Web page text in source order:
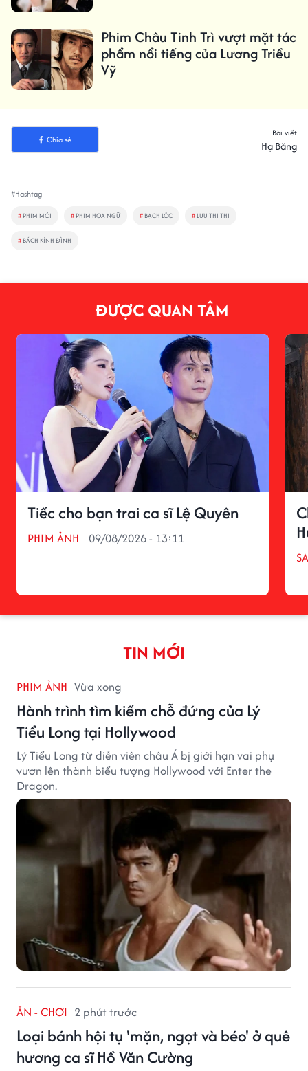
Phim Châu Tinh Trì vượt mặt tác
phẩm nổi tiếng của Lương Triều
Vỹ
Chia sẻ
Bài viết
Hạ Băng
#Hashtag
# PHIM MỚI # PHIM HOA NGỮ # BẠCH LỘC # LƯU THI THI
# BÁCH KÍNH ĐÌNH
ĐƯỢC QUAN TÂM
Tiếc cho bạn trai ca sĩ Lệ Quyên
PHIM ẢNH 09/08/2026 - 13:11
TIN MỚI
PHIM ẢNH Vừa xong
Hành trình tìm kiếm chỗ đứng của Lý
Tiểu Long tại Hollywood
Lý Tiểu Long từ diễn viên châu Á bị giới hạn vai phụ
vươn lên thành biểu tượng Hollywood với Enter the
Dragon.
ĂN - CHƠI 2 phút trước
Loại bánh hội tụ 'mặn, ngọt và béo' ở quê
hương ca sĩ Hồ Văn Cường